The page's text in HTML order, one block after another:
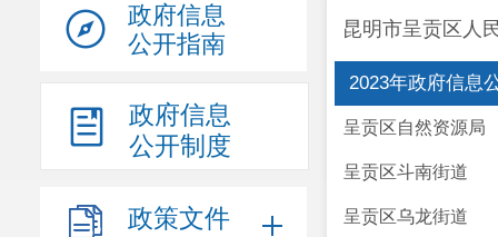
政府信息
公开指南
政府信息
公开制度
政策文件
昆明市呈贡区人
2023年政府信息
呈贡区自然资源局
呈贡区斗南街道
呈贡区乌龙街道